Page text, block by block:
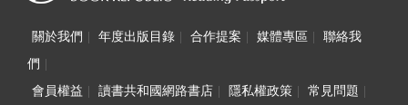
關於我們 年度出版目錄 合作提案 媒體專區
聯絡我
們
會員權益
讀書共和國網路書店 隱私權政策 常見問題